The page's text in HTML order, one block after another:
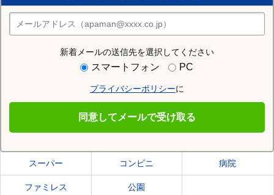
新着メールの送信先を選択してください
スマートフォン PC
プライバシーポリシーに
同意してメールで受け取る
住みたい街の店舗を探す
店舗検索
住む街研究所で青森市の情報を見る
青森市の施設一覧
スーパー コンビニ 病院
ファミレス 公園